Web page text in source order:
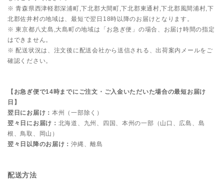
※ 青森県西津軽郡深浦町,下北郡大間町,下北郡東通村,下北郡風間浦村,下
北郡佐井村の地域は、最短で翌日18時以降のお届けとなります。
※ 東京都八丈島,大島町の地域は「お急ぎ便」の場合、お届け時間の指定
はできません。
※ 配送状況は、注文後に配送会社から送信される、出荷案内メールをご
確認ください。
【お急ぎ便で14時までにご注文・ご入金いただいた場合の最短お届け
日】
翌日にお届け：本州（一部除く）
翌々日にお届け： 北海道、九州、四国、本州の一部（山口、広島、島
根、鳥取、岡山）
翌々日以降のお届け：沖縄、離島
配送方法